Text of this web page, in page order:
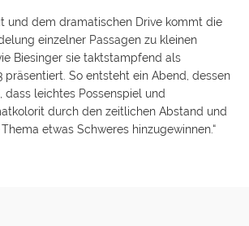
und dem dramatischen Drive kommt die
einzelner Passagen zu kleinen
Biesinger sie taktstampfend als
präsentiert. So entsteht ein Abend, dessen
dass leichtes Possenspiel und
durch den zeitlichen Abstand und
etwas Schweres hinzugewinnen.“